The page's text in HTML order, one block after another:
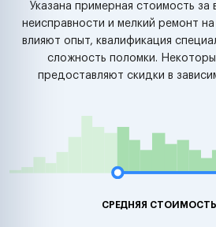
Указана примерная стоимость
неисправности и мелкий ремонт
влияют опыт, квалификация
сложность поломки.
предоставляют скидки в
СРЕДНЯЯ